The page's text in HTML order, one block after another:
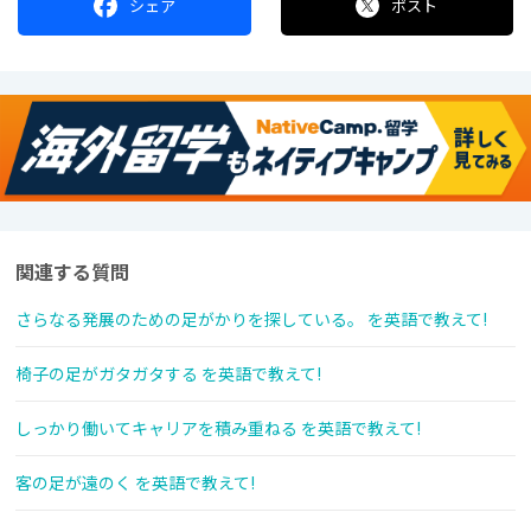
シェア ポスト
関連する質問
さらなる発展のための足がかりを探している。 を英語で教えて!
椅子の足がガタガタする を英語で教えて!
しっかり働いてキャリアを積み重ねる を英語で教えて!
客の足が遠のく を英語で教えて!